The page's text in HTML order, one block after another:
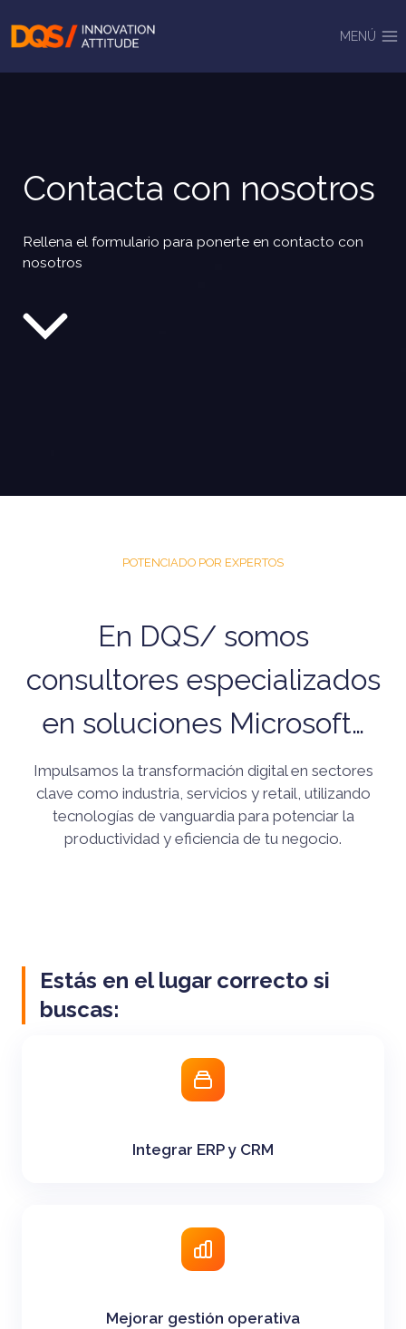
MENÚ
Contacta con nosotros
Rellena el formulario para ponerte en contacto con
nosotros
POTENCIADO POR EXPERTOS
En DQS/ somos
consultores especializados
en soluciones Microsoft…
Impulsamos la transformación digital en sectores
clave como industria, servicios y retail, utilizando
tecnologías de vanguardia para potenciar la
productividad y eficiencia de tu negocio.
Estás en el lugar correcto si
buscas:
Integrar ERP y CRM
Mejorar gestión operativa